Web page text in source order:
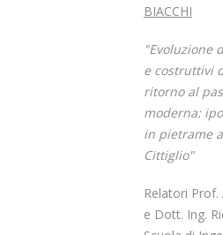
BIACCHI
"Evoluzione
e costruttivi
ritorno al
moderna:
in pietrame
Cittiglio"
Relatori Prof.
e Dott. Ing.